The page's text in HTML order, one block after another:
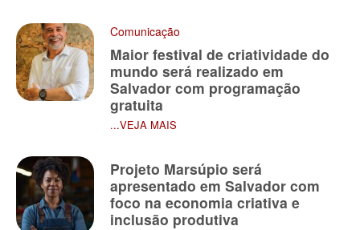
Comunicação
Maior festival de criatividade do
mundo será realizado em
Salvador com programação
gratuita
...VEJA MAIS
Projeto Marsúpio será
apresentado em Salvador com
foco na economia criativa e
inclusão produtiva